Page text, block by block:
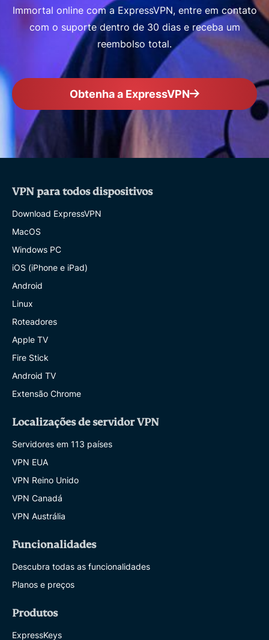
Immortal online com a ExpressVPN, entre em contato
com o suporte dentro de 30 dias e receba um
reembolso total.
Obtenha a ExpressVPN
VPN para todos dispositivos
Download ExpressVPN
MacOS
Windows PC
iOS (iPhone e iPad)
Android
Linux
Roteadores
Apple TV
Fire Stick
Android TV
Extensão Chrome
Localizações de servidor VPN
Servidores em 113 países
VPN EUA
VPN Reino Unido
VPN Canadá
VPN Austrália
Funcionalidades
Descubra todas as funcionalidades
Planos e preços
Produtos
ExpressKeys